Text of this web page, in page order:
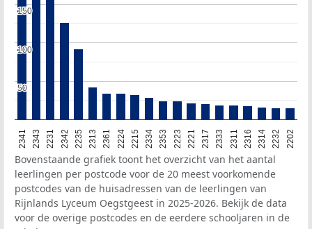
2341 2343 2231 2342 2235 2313 2361 2224 2215 2334 2353 2223 2221 2317 2333 2311 2316 2314 2232 2202
50
50
100
100
150
150
Bovenstaande grafiek toont het overzicht van het aantal
leerlingen per postcode voor de 20 meest voorkomende
postcodes van de huisadressen van de leerlingen van
Rijnlands Lyceum Oegstgeest in 2025-2026. Bekijk de data
voor de overige postcodes en de eerdere schooljaren in de